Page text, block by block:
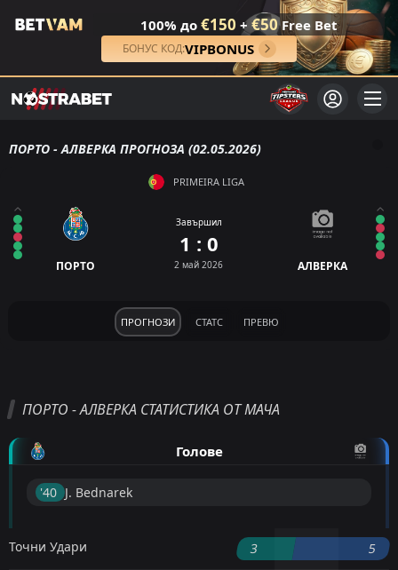
100% до €150 + €50Free Bet
БОНУС КОД:VIPBONUS
ПОРТО - АЛВЕРКА ПРОГНОЗА (02.05.2026)
PRIMEIRA LIGA
ПОРТО
Завършил
1 : 0
2 май 2026 АЛВЕРКА
ПРОГНОЗИ СТАТС ПРЕВЮ
ПОРТО - АЛВЕРКА СТАТИСТИКА ОТ МАЧА
Голове
'40 ︎ J. Bednarek
Точни Удари 3 5